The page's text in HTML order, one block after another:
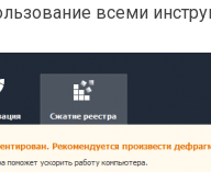
всеми